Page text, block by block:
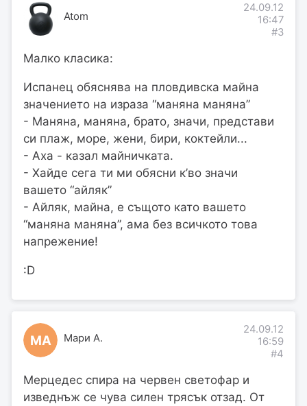
Atom
24.09.12
16:47
#3
Малко класика:
Испанец обяснява на пловдивска майна
значението на израза “маняна маняна”
- Маняна, маняна, брато, значи, представи
си плаж, море, жени, бири, коктейли...
- Аха - казал майничката.
- Хайде сега ти ми обясни к’во значи
вашето “айляк”
- Айляк, майна, е същото като вашето
“маняна маняна”, ама без всичкото това
напрежение!
:D
МА Мари А.
24.09.12
16:59
#4
Мерцедес спира на червен светофар и
изведнъж се чува силен трясък отзад. Oт